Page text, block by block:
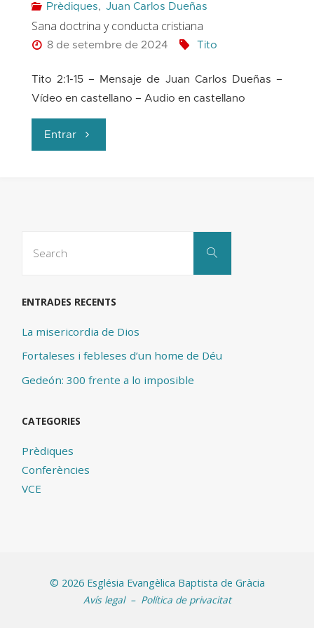
Prèdiques, Juan Carlos Dueñas
Sana doctrina y conducta cristiana
8 de setembre de 2024 Tito
Tito 2:1-15 – Mensaje de Juan Carlos Dueñas –
Vídeo en castellano – Audio en castellano
Entrar"Sana
Search
ENTRADES RECENTS
La misericordia de Dios
Fortaleses i febleses d’un home de Déu
Gedeón: 300 frente a lo imposible
CATEGORIES
Prèdiques
Conferències
VCE
© 2026 Església Evangèlica Baptista de Gràcia
Avís legal– Política de privacitat